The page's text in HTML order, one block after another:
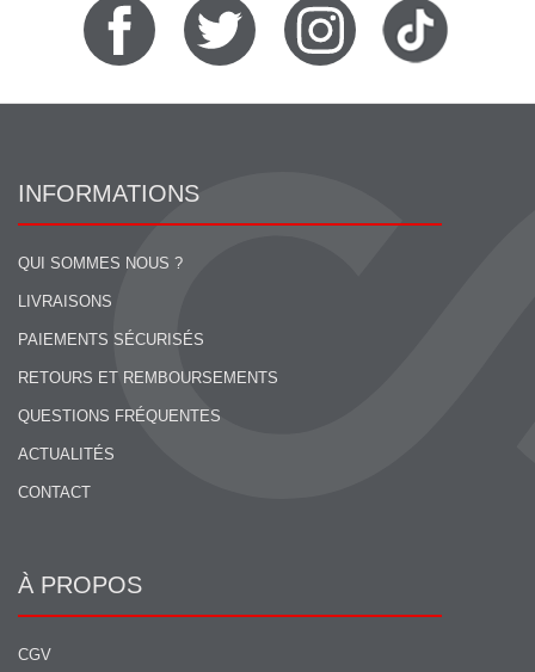
INFORMATIONS
QUI SOMMES NOUS ?
LIVRAISONS
PAIEMENTS SÉCURISÉS
RETOURS ET REMBOURSEMENTS
QUESTIONS FRÉQUENTES
ACTUALITÉS
CONTACT
À PROPOS
CGV